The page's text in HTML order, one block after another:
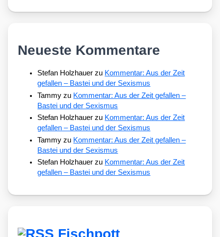
Neueste Kommentare
Stefan Holzhauer zu Kommentar: Aus der Zeit
gefallen – Bastei und der Sexismus
Tammy zu Kommentar: Aus der Zeit gefallen –
Bastei und der Sexismus
Stefan Holzhauer zu Kommentar: Aus der Zeit
gefallen – Bastei und der Sexismus
Tammy zu Kommentar: Aus der Zeit gefallen –
Bastei und der Sexismus
Stefan Holzhauer zu Kommentar: Aus der Zeit
gefallen – Bastei und der Sexismus
Fischpott